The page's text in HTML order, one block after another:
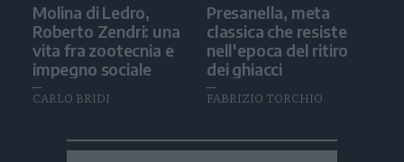
Molina di Ledro,
Roberto Zendri: una
vita fra zootecnia e
impegno sociale
CARLO BRIDI
Presanella, meta
classica che resiste
nell'epoca del ritiro
dei ghiacci
FABRIZIO TORCHIO